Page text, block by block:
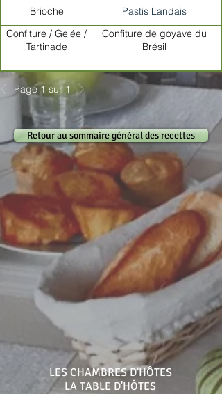
Brioche
Pastis Landais
Confiture / Gelée /
Tartinade
Confiture de goyave du
Brésil
Page 1 sur 1
Retour au sommaire général des recettes
LES CHAMBRES D'HÔTES
LA TABLE D'HÔTES